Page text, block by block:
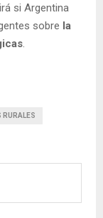
si Argentina
sobre la
.
RURALES